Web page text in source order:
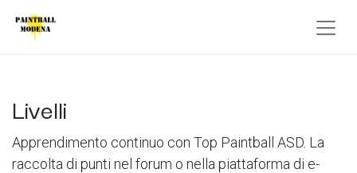
Livelli
Apprendimento continuo con Top Paintball ASD. La
raccolta di punti nel forum o nella piattaforma di e-